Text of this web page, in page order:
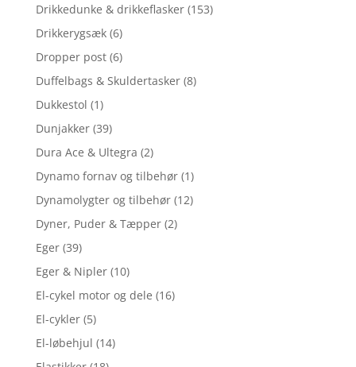
Drikkedunke & drikkeflasker (153)
Drikkerygsæk (6)
Dropper post (6)
Duffelbags & Skuldertasker (8)
Dukkestol (1)
Dunjakker (39)
Dura Ace & Ultegra (2)
Dynamo fornav og tilbehør (1)
Dynamolygter og tilbehør (12)
Dyner, Puder & Tæpper (2)
Eger (39)
Eger & Nipler (10)
El-cykel motor og dele (16)
El-cykler (5)
El-løbehjul (14)